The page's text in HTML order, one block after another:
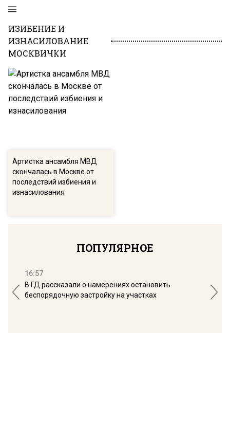
ИЗИБЕНИЕ И
ИЗНАСИЛОВАНИЕ
МОСКВИЧКИ
Артистка ансамбля МВД
скончалась в Москве от
последствий избиения и
изнасилования
ПОПУЛЯРНОЕ
16:57
В ГД рассказали о намерениях остановить
беспорядочную застройку на участках